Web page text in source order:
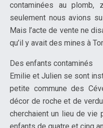
contaminées au plomb,
seulement nous avions
Mais l’acte de vente ne
qu’il y avait des mines à
Des enfants contaminés
Emilie et Julien se sont
petite commune des
décor de roche et de
cherchaient un lieu de vie